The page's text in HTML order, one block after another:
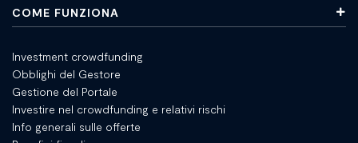
COME FUNZIONA
Investment crowdfunding
Obblighi del Gestore
Gestione del Portale
Investire nel crowdfunding e relativi rischi
Info generali sulle offerte